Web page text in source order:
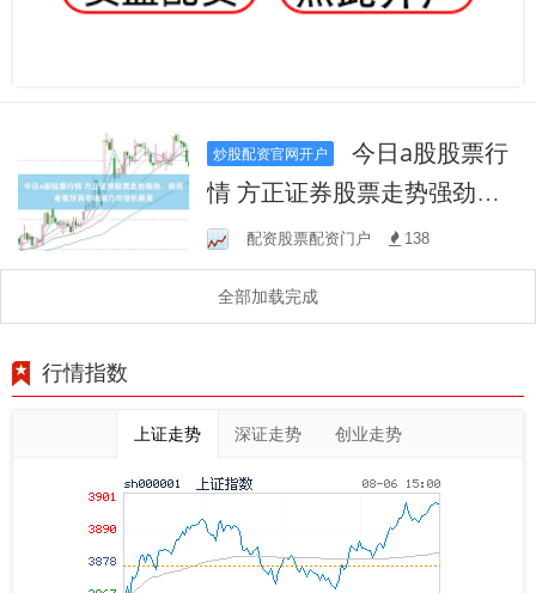
炒股配资官网开户
今日a股股票行
情 方正证券股票走势强劲，
投资者看好其市场潜力与增
长前景
配资股票配资门户 138
全部加载完成
行情指数
上证走势 深证走势 创业走势